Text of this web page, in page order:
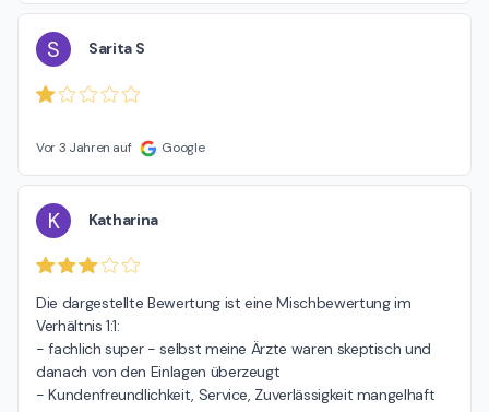
S Sarita S
Vor 3 Jahren auf Google
K Katharina
Die dargestellte Bewertung ist eine Mischbewertung im
Verhältnis 1:1:
- fachlich super - selbst meine Ärzte waren skeptisch und
danach von den Einlagen überzeugt
- Kundenfreundlichkeit, Service, Zuverlässigkeit mangelhaft